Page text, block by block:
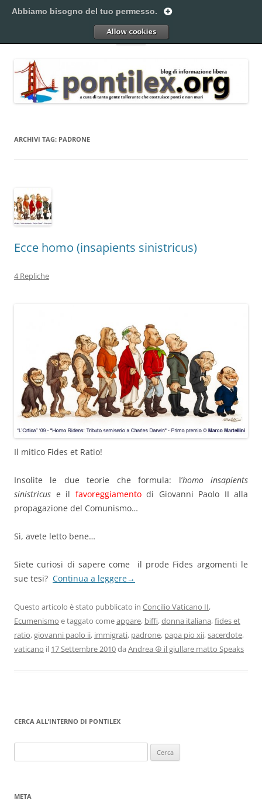
al
Pontilex
Menu
ARCHIVI TAG: PADRONE
Ecce homo (insapients sinistricus)
4 Repliche
Il mitico Fides et Ratio!
Insolite le due teorie che formula: l’homo insapients
sinistricus e il favoreggiamentodi Giovanni Paolo II alla
propagazione del Comunismo…
Sì, avete letto bene…
Siete curiosi di sapere come il prode Fides argomenti le
sue tesi? Continua a leggere→
Questo articolo è stato pubblicato in Concilio Vaticano II,
Ecumenismo e taggato comeappare, biffi,donna italiana,fides et
ratio,giovanni paolo ii, immigrati, padrone, papa pio xii,sacerdote,
vaticano il 17 Settembre 2010da Andrea ☮ il giullare matto Speaks
CERCA ALL’INTERNO DI PONTILEX
per:
META
Abbiamo bisogno del tuo permesso.